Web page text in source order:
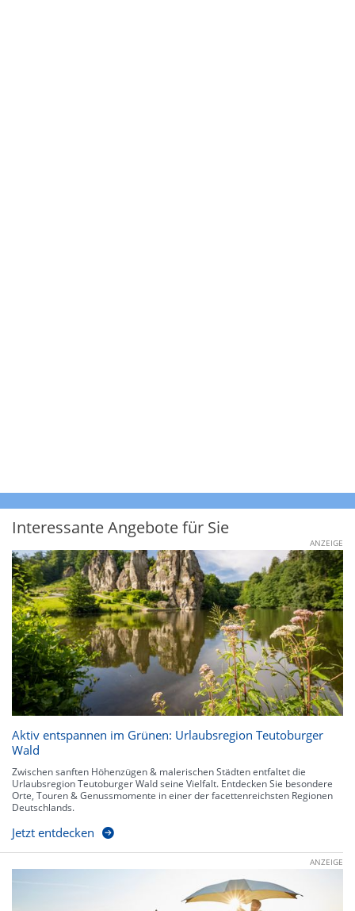
Interessante Angebote für Sie
ANZEIGE
Aktiv entspannen im Grünen: Urlaubsregion Teutoburger
Wald
Zwischen sanften Höhenzügen & malerischen Städten entfaltet die
Urlaubsregion Teutoburger Wald seine Vielfalt. Entdecken Sie besondere
Orte, Touren & Genussmomente in einer der facettenreichsten Regionen
Deutschlands.
Jetzt entdecken
ANZEIGE